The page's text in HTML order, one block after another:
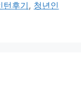
턴후기 , 청년인